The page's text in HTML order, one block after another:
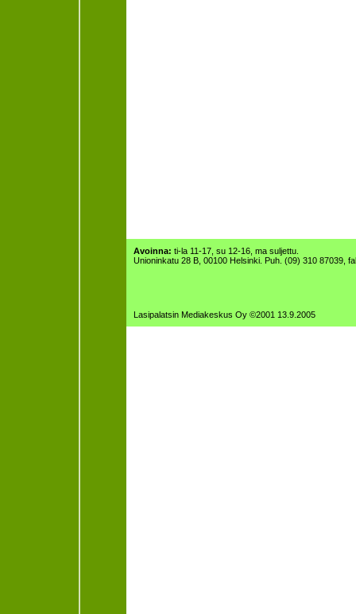
Avoinna: ti-la 11-17, su 12-16, ma suljettu.
Unioninkatu 28 B, 00100 Helsinki. Puh. (09) 310 87039,
Lasipalatsin Mediakeskus Oy ©2001 13.9.2005